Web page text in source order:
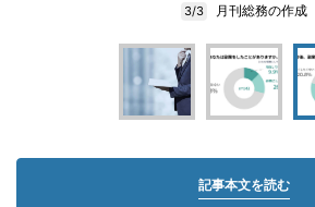
3/3 月刊総務の作成
記事本文を読む